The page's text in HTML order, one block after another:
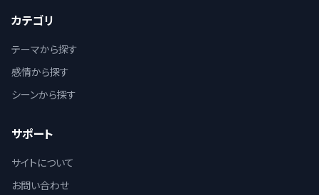
カテゴリ
テーマから探す
感情から探す
シーンから探す
サポート
サイトについて
お問い合わせ